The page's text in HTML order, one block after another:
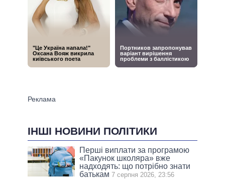
ІНШІ НОВИНИ ПОЛІТИКИ
Перші виплати за програмою
«Пакунок школяра» вже
надходять: що потрібно знати
батькам 7 серпня 2026, 23:56